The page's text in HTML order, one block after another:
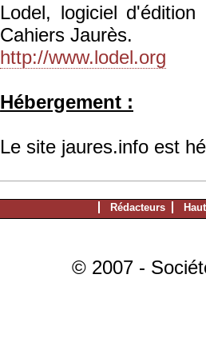
Lodel, logiciel
Cahiers Jaurès.
http://www.lodel.org
Hébergement :
Le site jaures.info est
Rédacteurs
© 2007 -